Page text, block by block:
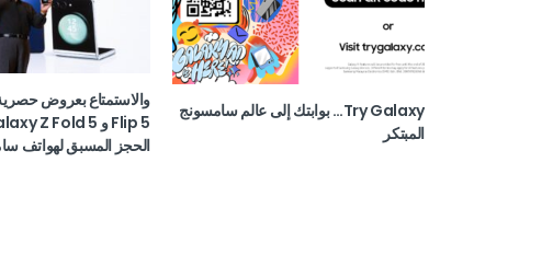
Try Galaxy… بوابتك إلى عالم سامسونج
المبتكر
الحجز المسبق لهواتف